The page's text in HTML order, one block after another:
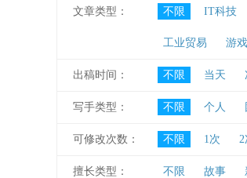
文章类型： 不限 IT科技
工业贸易 游
出稿时间： 不限 当天
写手类型： 不限 个人
可修改次数： 不限 1次 2
擅长类型： 不限 故事